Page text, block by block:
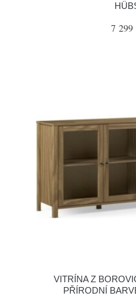
7
VITRÍNA Z
PŘÍRODNÍ